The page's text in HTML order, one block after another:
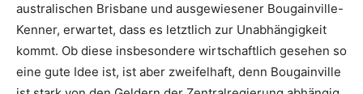
australischen Brisbane und ausgewiesener Bougainville-
Kenner, erwartet, dass es letztlich zur Unabhängigkeit
kommt. Ob diese insbesondere wirtschaftlich gesehen so
eine gute Idee ist, ist aber zweifelhaft, denn Bougainville